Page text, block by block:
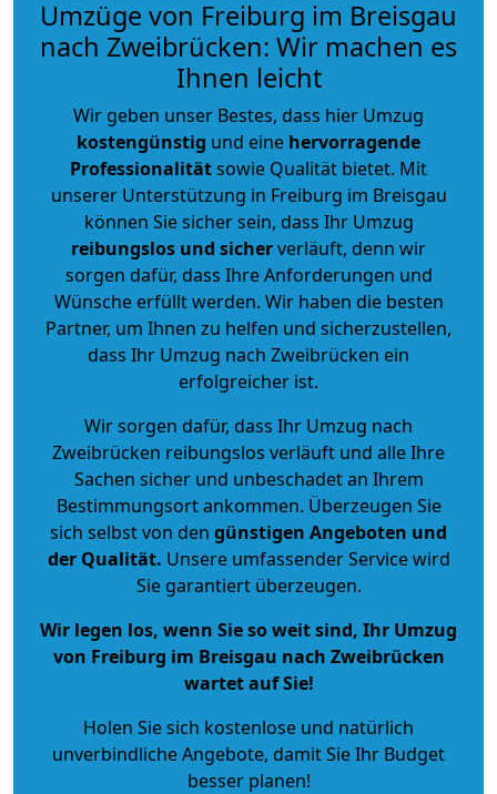
Umzüge von Freiburg im Breisgau
nach Zweibrücken: Wir machen es
Ihnen leicht
Wir geben unser Bestes, dass hier Umzug
kostengünstig und eine hervorragende
Professionalitätsowie Qualität bietet. Mit
unserer Unterstützung in Freiburg im Breisgau
können Sie sicher sein, dass Ihr Umzug
reibungslos und sicherverläuft, denn wir
sorgen dafür, dass Ihre Anforderungen und
Wünsche erfüllt werden. Wir haben die besten
Partner, um Ihnen zu helfen und sicherzustellen,
dass Ihr Umzug nach Zweibrücken ein
erfolgreicher ist.
Wir sorgen dafür, dass Ihr Umzug nach
Zweibrücken reibungslos verläuft und alle Ihre
Sachen sicher und unbeschadet an Ihrem
Bestimmungsort ankommen. Überzeugen Sie
sich selbst von den günstigen Angeboten und
der Qualität. Unsere umfassender Service wird
Sie garantiert überzeugen.
Wir legen los, wenn Sie so weit sind, Ihr Umzug
von Freiburg im Breisgau nach Zweibrücken
wartet auf Sie!
Holen Sie sich kostenlose und natürlich
unverbindliche Angebote, damit Sie Ihr Budget
besser planen!